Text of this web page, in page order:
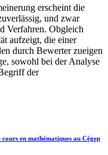
erscheint die
und zwar
Verfahren. Obgleich
aufzeigt, die einer
durch Bewerter zueigen
sowohl bei der Analyse
der
en mathématiques au Cégep